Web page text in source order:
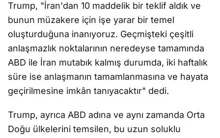
Trump, "İran'dan 10 maddelik bir teklif aldık ve
bunun müzakere için işe yarar bir temel
oluşturduğuna inanıyoruz. Geçmişteki çeşitli
anlaşmazlık noktalarının neredeyse tamamında
ABD ile İran mutabık kalmış durumda, iki haftalık
süre ise anlaşmanın tamamlanmasına ve hayata
geçirilmesine imkân tanıyacaktır" dedi.
Trump, ayrıca ABD adına ve aynı zamanda Orta
Doğu ülkelerini temsilen, bu uzun soluklu